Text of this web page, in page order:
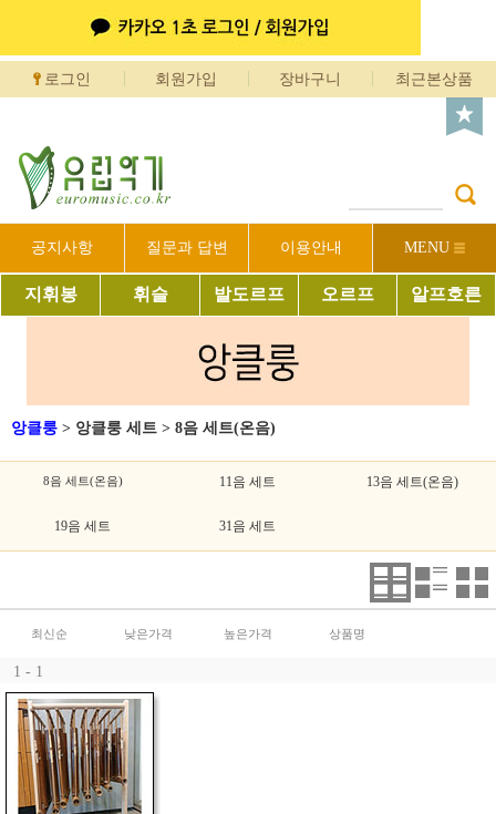
로그인 회원가입 장바구니 최근본상품
공지사항 질문과 답변 이용안내 MENU
지휘봉 휘슬 발도르프 오르프 알프호른
앙클룽 > 앙클룽 세트 > 8음 세트(온음)
8음 세트(온음) 11음 세트 13음 세트(온음)
19음 세트 31음 세트
최신순 낮은가격 높은가격 상품명
1 - 1